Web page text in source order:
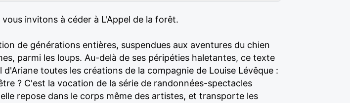
invitons à céder à L'Appel de la forêt.
de générations entières, suspendues aux aventures du chien
parmi les loups. Au-delà de ses péripéties haletantes, ce texte
toutes les créations de la compagnie de Louise Lévêque :
? C'est la vocation de la série de randonnées-spectacles
repose dans le corps même des artistes, et transporte les